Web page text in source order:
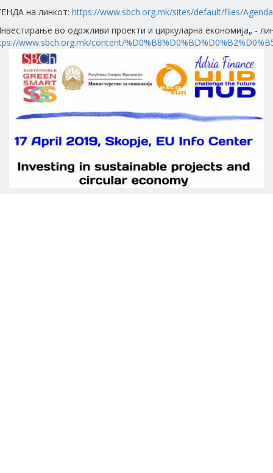
на линкот: https://www.sbch.org.mk/sites/default/files/
во одржливи проекти и циркуларна економија„ -
www.sbch.org.mk/content/